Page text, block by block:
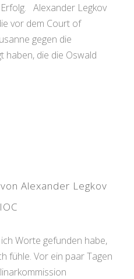
Alexander Legkov
vor dem Court of
gegen die
haben, die die Oswald
Alexander Legkov
Worte gefunden habe,
fühle. Vor ein paar Tagen